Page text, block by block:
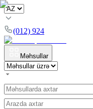
(012) 924
Məhsullar